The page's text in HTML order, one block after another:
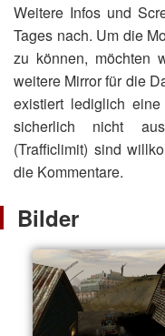
Weitere Infos und
Tages nach. Um die
zu können, möchten
weitere Mirror für die
existiert lediglich
sicherlich nicht
(Trafficlimit) sind
die Kommentare.
Bilder